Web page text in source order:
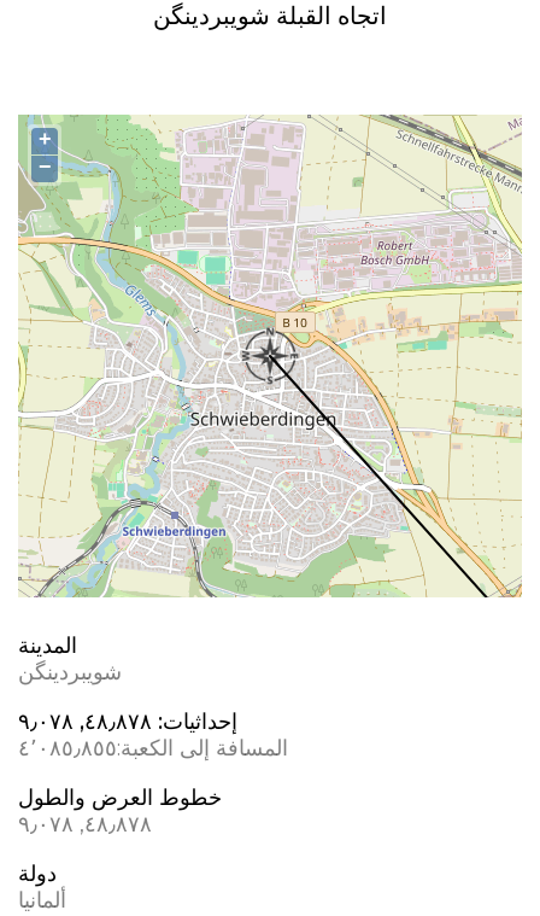
اتجاه القبلة شویبردینگن
+
−
المدينة
شویبردینگن
إحداثيات: ٤٨٫٨٧٨, ٩٫٠٧٨
المسافة إلى الكعبة:٤٬٠٨٥٫٨٥٥
خطوط العرض والطول
٤٨٫٨٧٨, ٩٫٠٧٨
دولة
ألمانيا